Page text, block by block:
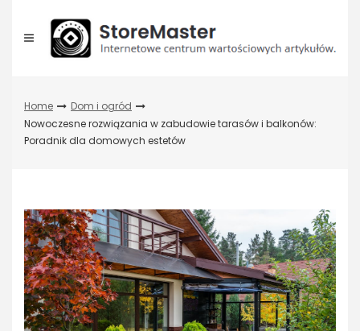
content
Home
Dom i ogród
Nowoczesne rozwiązania w zabudowie tarasów i balkonów:
Poradnik dla domowych estetów